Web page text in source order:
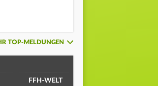
TOP-MELDUNGEN
FFH-WELT